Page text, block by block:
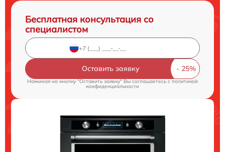
Бесплатная консультация со
специалистом
Оставить заявку
Нажимая на кнопку "Оставить заявку" Вы соглашаетесь cполитикой
конфиденциальности